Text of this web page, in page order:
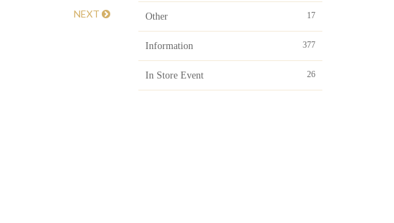
NEXT Other 17
Information 377
In Store Event 26